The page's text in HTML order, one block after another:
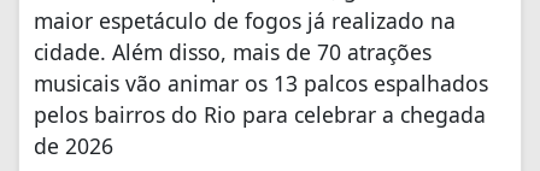
maior espetáculo de fogos já realizado na
cidade. Além disso, mais de 70 atrações
musicais vão animar os 13 palcos espalhados
pelos bairros do Rio para celebrar a chegada
de 2026